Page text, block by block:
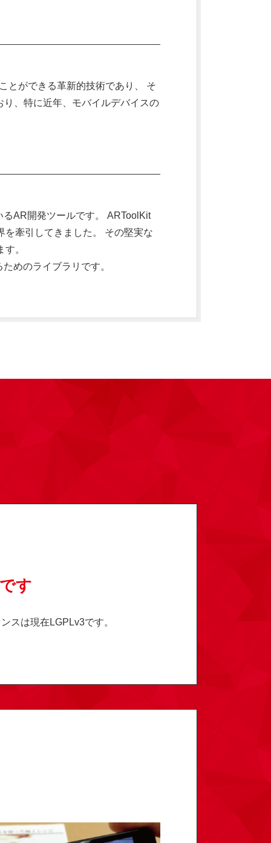
とができる革新的技術であり、 そ
、特に近年、モバイルデバイスの
AR開発ツールです。 ARToolKit
牽引してきました。 その堅実な
。
めのライブラリです。
す
スは現在LGPLv3です。